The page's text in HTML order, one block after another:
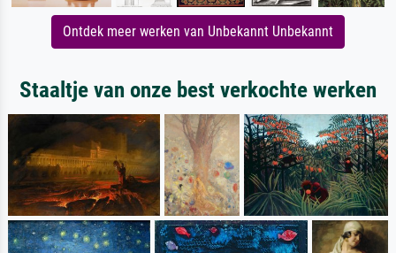
Ontdek meer werken van Unbekannt Unbekannt
Staaltje van onze best verkochte werken